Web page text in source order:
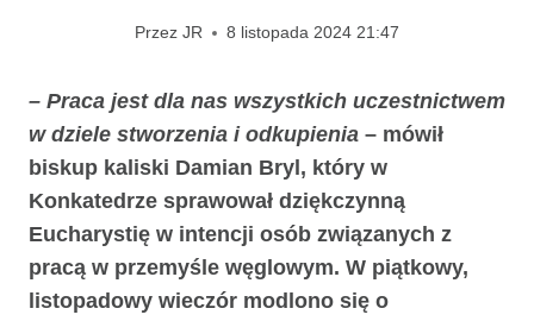
Przez JR 8 listopada 2024 21:47
– Praca jest dla nas wszystkich uczestnictwem
w dziele stworzenia i odkupienia – mówił
biskup kaliski Damian Bryl, który w
Konkatedrze sprawował dziękczynną
Eucharystię w intencji osób związanych z
pracą w przemyśle węglowym. W piątkowy,
listopadowy wieczór modlono się o